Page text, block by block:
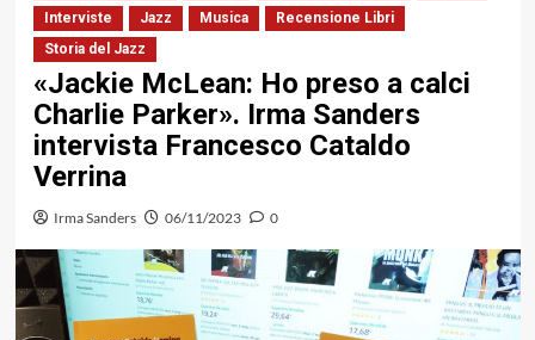
Interviste
Jazz Musica
Recensione Libri
Storia del Jazz
«Jackie McLean: Ho preso a calci
Charlie Parker». Irma Sanders
intervista Francesco Cataldo
Verrina
Irma Sanders 06/11/2023 0